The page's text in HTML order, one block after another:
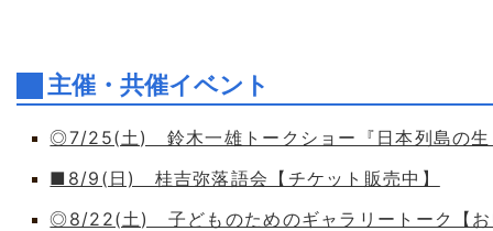
主催・共催イベント
◎7/25(土) 鈴木一雄トークショー『日本列島の生
■8/9(日) 桂吉弥落語会【チケット販売中】
◎8/22(土) 子どものためのギャラリートーク【お